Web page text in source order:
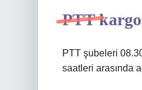
PTT kargo
PTT şubeleri
saatleri arasında